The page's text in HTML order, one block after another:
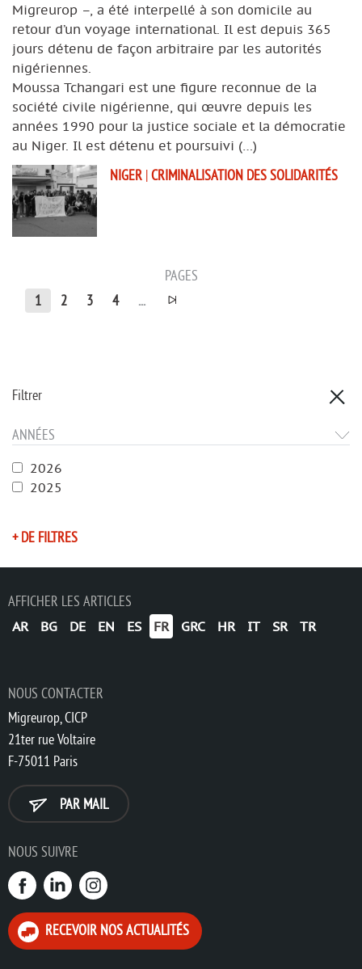
Filtrer
ANNÉES
2026
2025
+ DE FILTRES
Migreurop –, a été interpellé à son domicile au
retour d’un voyage international. Il est depuis 365
jours détenu de façon arbitraire par les autorités
nigériennes.
Moussa Tchangari est une figure reconnue de la
société civile nigérienne, qui œuvre depuis les
années 1990 pour la justice sociale et la démocratie
au Niger. Il est détenu et poursuivi (…)
NIGER |CRIMINALISATION DES SOLIDARITÉS
PAGES
1
2 3 4 ...
AFFICHER LES ARTICLES
AR BG DE EN ES FR GRC HR IT SR TR
NOUS CONTACTER
Migreurop, CICP
21ter rue Voltaire
F-75011 Paris
PAR MAIL
NOUS SUIVRE
RECEVOIR NOS ACTUALITÉS